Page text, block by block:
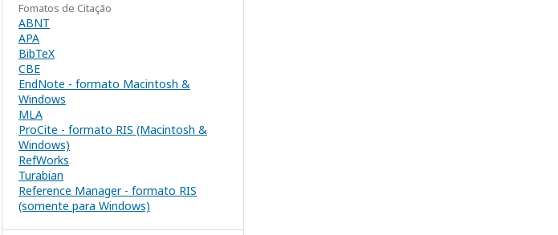
Fomatos de Citação
ABNT
APA
BibTeX
CBE
EndNote - formato Macintosh &
Windows
MLA
ProCite - formato RIS (Macintosh &
Windows)
RefWorks
Turabian
Reference Manager - formato RIS
(somente para Windows)